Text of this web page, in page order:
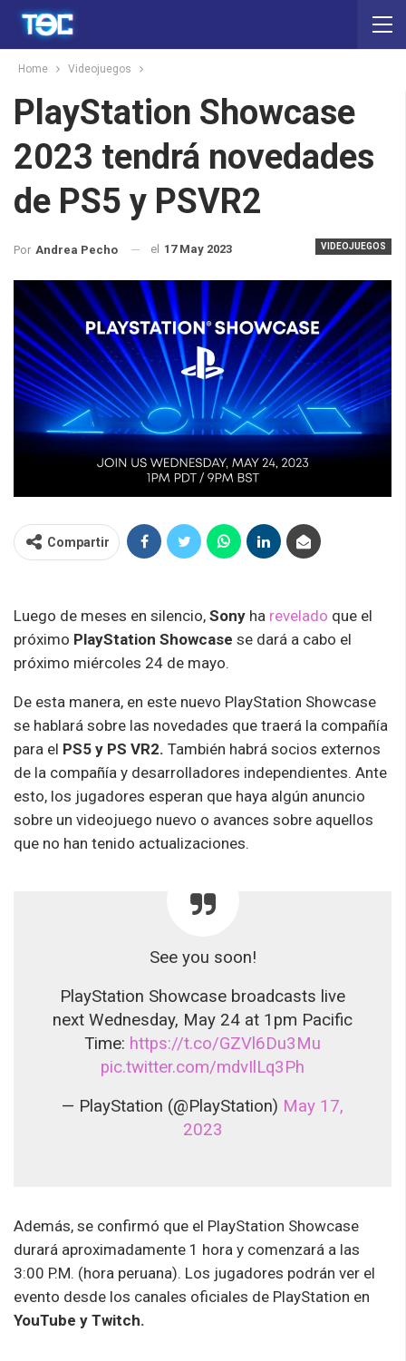
Home Videojuegos
PlayStation Showcase
2023 tendrá novedades
de PS5 y PSVR2
VIDEOJUEGOS
Por Andrea Pecho el 17 May 2023
Compartir
Luego de meses en silencio, Sony ha revelado que el
próximo PlayStation Showcase se dará a cabo el
próximo miércoles 24 de mayo.
De esta manera, en este nuevo PlayStation Showcase
se hablará sobre las novedades que traerá la compañía
para el PS5 y PS VR2. También habrá socios externos
de la compañía y desarrolladores independientes. Ante
esto, los jugadores esperan que haya algún anuncio
sobre un videojuego nuevo o avances sobre aquellos
que no han tenido actualizaciones.
See you soon!
PlayStation Showcase broadcasts live
next Wednesday, May 24 at 1pm Pacific
Time: https://t.co/GZVl6Du3Mu
pic.twitter.com/mdvIlLq3Ph
— PlayStation (@PlayStation) May 17,
2023
Además, se confirmó que el PlayStation Showcase
durará aproximadamente 1 hora y comenzará a las
3:00 P.M. (hora peruana). Los jugadores podrán ver el
evento desde los canales oficiales de PlayStation en
YouTube y Twitch.